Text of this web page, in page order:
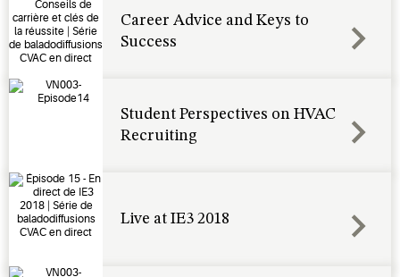
Career Advice and Keys to
Success
Student Perspectives on HVAC
Recruiting
Live at IE3 2018